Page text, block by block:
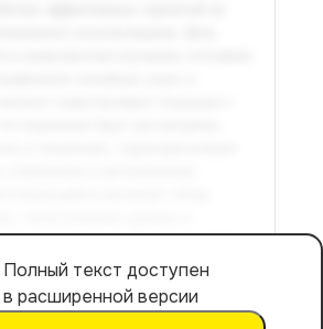
Полный текст доступен
в расширенной версии